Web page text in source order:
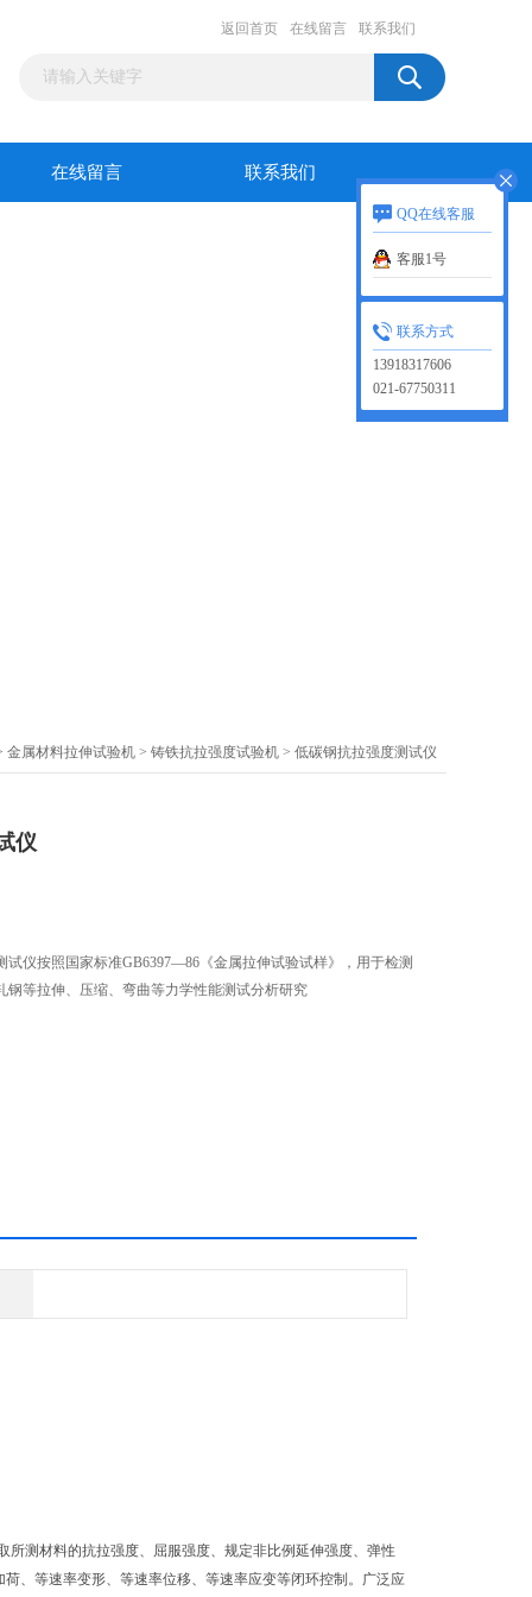
返回首页 在线留言 联系我们
在线留言 联系我们
金属材料拉伸试验机 > 铸铁抗拉强度试验机 > 低碳钢抗拉强度测试仪
仪
试仪按照国家标准GB6397—86《金属拉伸试验试样》，用于检测
钢等拉伸、压缩、弯曲等力学性能测试分析研究
测材料的抗拉强度、屈服强度、规定非比例延伸强度、弹性
荷、等速率变形、等速率位移、等速率应变等闭环控制。广泛应
QQ在线客服
客服1号
联系方式
13918317606
021-67750311